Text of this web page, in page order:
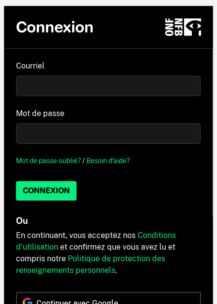
Connexion
Courriel
Mot de passe
Mot de passe oublié?/ Besoin d'aide?
CONNEXION
Ou
En continuant, vous acceptez nos Conditions
d'utilisation et confirmez que vous avez lu et
compris notre Politique de protection des
renseignements personnels.